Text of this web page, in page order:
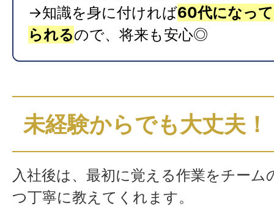
→知識を身に付ければ60代になっ
られるので、将来も安心◎
未経験からでも大丈夫！
入社後は、最初に覚える作業をチーム
つ丁寧に教えてくれます。